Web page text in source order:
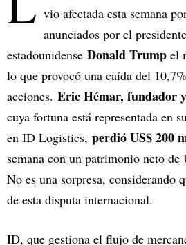
vio afectada esta semana
anunciados por el presidente
estadounidense Donald Trump el
lo que provocó una caída del
acciones. Eric Hémar, fundador
cuya fortuna está representada en
en ID Logistics, perdió US$ 200
semana con un patrimonio neto
No es una sorpresa, considerando
de esta disputa internacional.
ID, que gestiona el flujo de